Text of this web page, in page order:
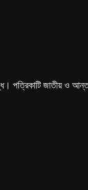
জাতীয় ও